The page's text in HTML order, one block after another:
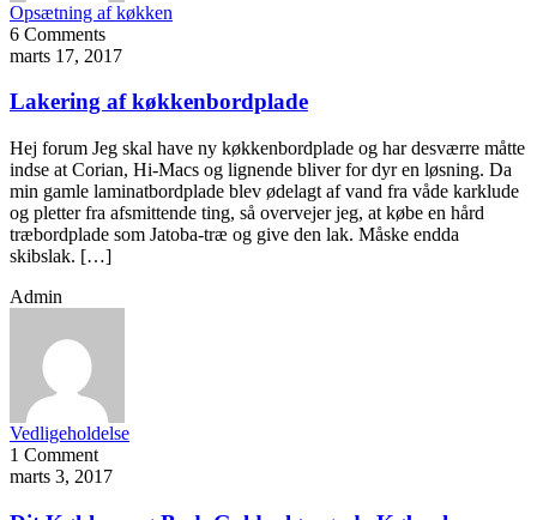
Opsætning af køkken
6 Comments
marts 17, 2017
Lakering af køkkenbordplade
Hej forum Jeg skal have ny køkkenbordplade og har desværre måtte
indse at Corian, Hi-Macs og lignende bliver for dyr en løsning. Da
min gamle laminatbordplade blev ødelagt af vand fra våde karklude
og pletter fra afsmittende ting, så overvejer jeg, at købe en hård
træbordplade som Jatoba-træ og give den lak. Måske endda
skibslak. […]
Admin
Vedligeholdelse
1 Comment
marts 3, 2017